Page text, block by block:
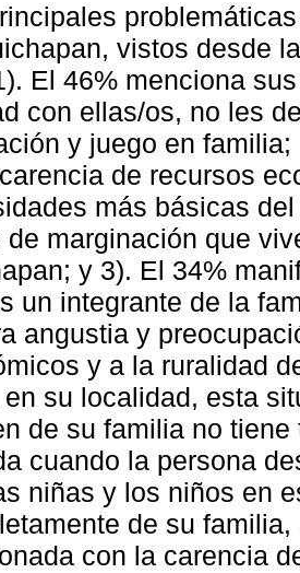
vistos desde
El 46% menciona
con ellas/os, no les
y juego en
de recursos
más básicas
de marginación que
y 3). El 34%
un integrante de la
angustia y
y a la ruralidad
su localidad, esta
de su familia no
cuando la persona
niñas y los niños en
de su
con la carencia